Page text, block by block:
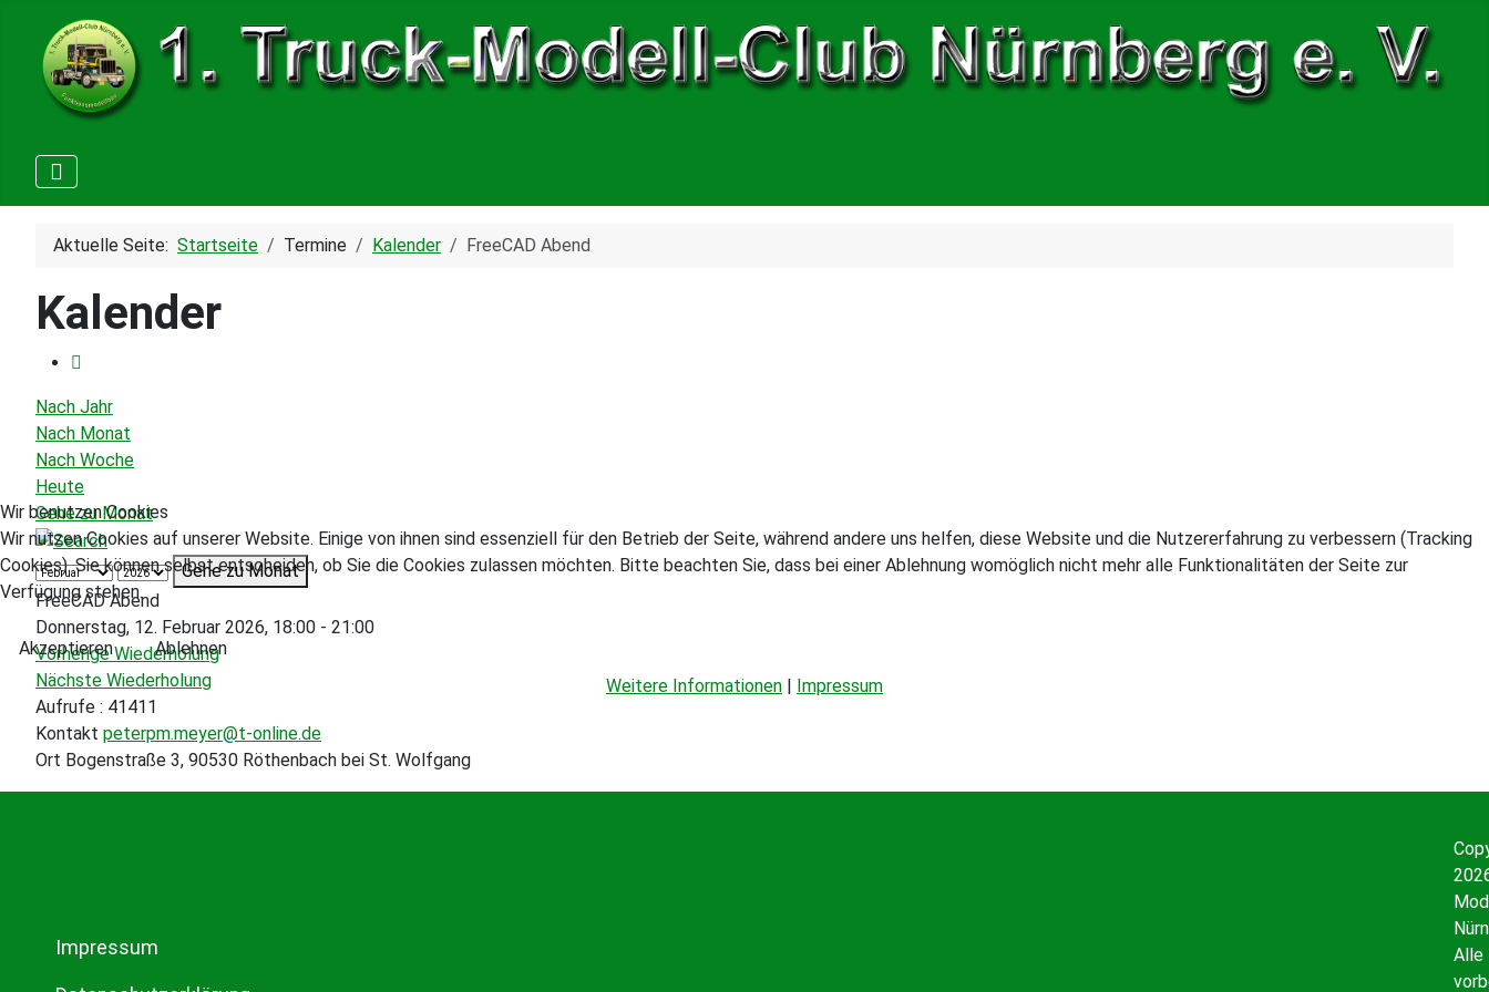
Aktuelle Seite: Startseite Termine Kalender FreeCAD Abend
Kalender
Nach Jahr
Nach Monat
Nach Woche
Heute
Gehe zu Monat
Gehe zu Monat
FreeCAD Abend
Donnerstag, 12. Februar 2026, 18:00 - 21:00
Vorherige Wiederholung
Nächste Wiederholung
Aufrufe : 41411
Kontakt peterpm.meyer@t-online.de
Ort Bogenstraße 3, 90530 Röthenbach bei St. Wolfgang
Impressum
Alle
Wir benutzen Cookies
Wir nutzen Cookies auf unserer Website. Einige von ihnen sind essenziell für den Betrieb der Seite, während andere uns helfen, diese Website und die Nutzererfahrung zu verbessern (Tracking
Cookies). Sie können selbst entscheiden, ob Sie die Cookies zulassen möchten. Bitte beachten Sie, dass bei einer Ablehnung womöglich nicht mehr alle Funktionalitäten der Seite zur
Verfügung stehen.
Akzeptieren
Ablehnen
Weitere Informationen | Impressum